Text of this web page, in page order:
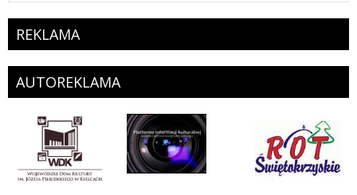
REKLAMA
AUTOREKLAMA